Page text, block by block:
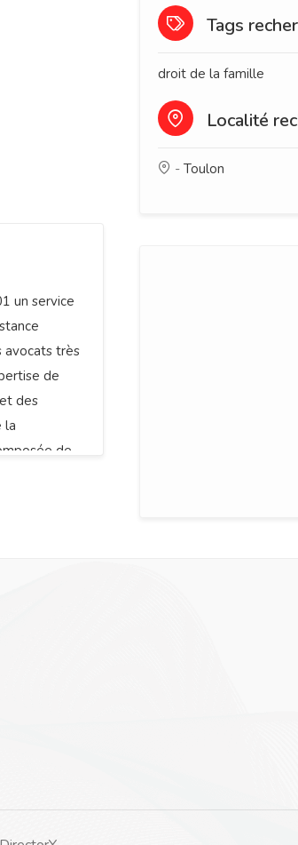
un service
avocats très
de
des
la
de
Tags
droit de la famille
Localité
- Toulon